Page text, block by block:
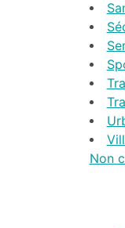
Non